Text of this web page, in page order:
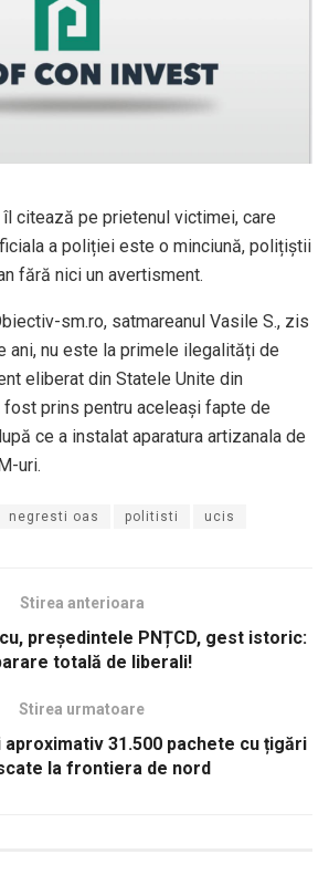
îl citează pe prietenul victimei, care
a poliției este o minciună, polițiștii
fără nici un avertisment.
sm.ro, satmareanul Vasile S., zis
ani, nu este la primele ilegalități de
eliberat din Statele Unite din
fost prins pentru aceleași fapte de
ce a instalat aparatura artizanala de
uri.
negresti oas politisti ucis
Stirea anterioara
președintele PNȚCD, gest istoric:
totală de liberali!
Stirea urmatoare
aproximativ 31.500 pachete cu țigări
la frontiera de nord